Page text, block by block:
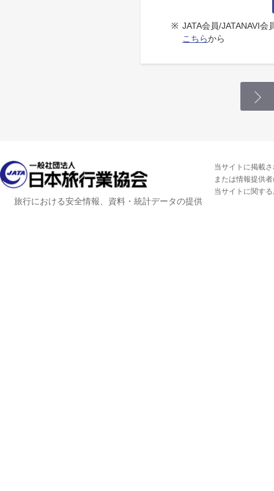
※ JATA会員/JATANAVI
こちらから
旅行における安全情報、資料・統計データの提供
当サイトに掲載
または情報提供
当サイトに関す